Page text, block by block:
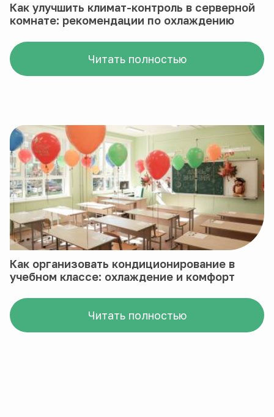
Как улучшить климат-контроль в серверной
комнате: рекомендации по охлаждению
Читать полностью
Как организовать кондиционирование в
учебном классе: охлаждение и комфорт
Читать полностью